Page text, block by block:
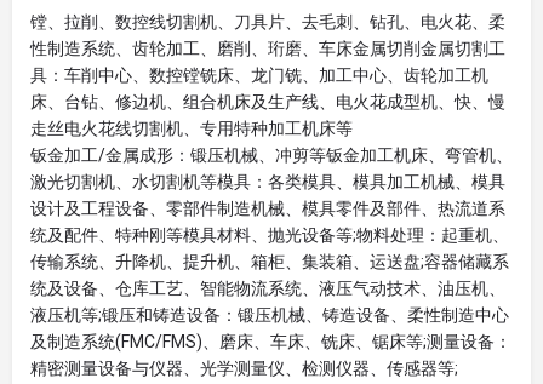
镗、拉削、数控线切割机、刀具片、去毛刺、钻孔、电火花、柔
性制造系统、齿轮加工、磨削、珩磨、车床金属切削金属切割工
具：车削中心、数控镗铣床、龙门铣、加工中心、齿轮加工机
床、台钻、修边机、组合机床及生产线、电火花成型机、快、慢
走丝电火花线切割机、专用特种加工机床等
钣金加工/金属成形：锻压机械、冲剪等钣金加工机床、弯管机、
激光切割机、水切割机等模具：各类模具、模具加工机械、模具
设计及工程设备、零部件制造机械、模具零件及部件、热流道系
统及配件、特种刚等模具材料、抛光设备等;物料处理：起重机、
传输系统、升降机、提升机、箱柜、集装箱、运送盘;容器储藏系
统及设备、仓库工艺、智能物流系统、液压气动技术、油压机、
液压机等;锻压和铸造设备：锻压机械、铸造设备、柔性制造中心
及制造系统(FMC/FMS)、磨床、车床、铣床、锯床等;测量设备：
精密测量设备与仪器、光学测量仪、检测仪器、传感器等;